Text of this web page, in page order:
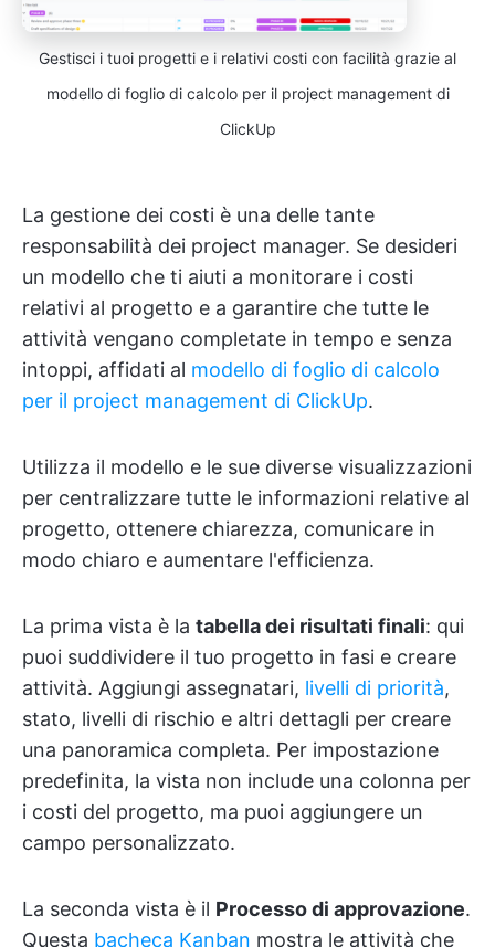
Gestisci i tuoi progetti e i relativi costi con facilità grazie al
modello di foglio di calcolo per il project management di
ClickUp
La gestione dei costi è una delle tante
responsabilità dei project manager. Se desideri
un modello che ti aiuti a monitorare i costi
relativi al progetto e a garantire che tutte le
attività vengano completate in tempo e senza
intoppi, affidati al modello di foglio di calcolo
per il project management di ClickUp.
Utilizza il modello e le sue diverse visualizzazioni
per centralizzare tutte le informazioni relative al
progetto, ottenere chiarezza, comunicare in
modo chiaro e aumentare l'efficienza.
La prima vista è la tabella dei risultati finali: qui
puoi suddividere il tuo progetto in fasi e creare
attività. Aggiungi assegnatari, livelli di priorità,
stato, livelli di rischio e altri dettagli per creare
una panoramica completa. Per impostazione
predefinita, la vista non include una colonna per
i costi del progetto, ma puoi aggiungere un
campo personalizzato.
La seconda vista è il Processo di approvazione.
Questa bacheca Kanban mostra le attività che